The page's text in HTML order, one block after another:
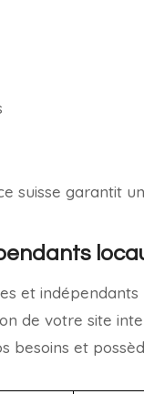
suisse garantit
et
de votre site
besoins et